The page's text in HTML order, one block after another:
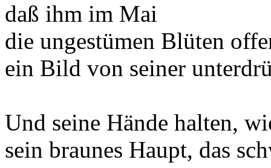
daß ihm im Mai
die ungestümen Blüten
ein Bild von seiner
Und seine Hände halten,
sein braunes Haupt, das